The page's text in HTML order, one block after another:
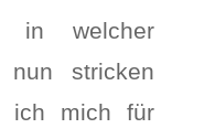
in welcher
stricken
ich mich für